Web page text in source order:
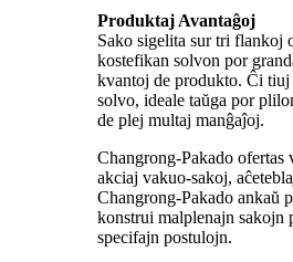
Produktaj Avantaĝoj
Sako sigelita sur tri flankoj
kostefikan solvon por
kvantoj de produkto. Ĉi tiuj
solvo, ideale taŭga por
de plej multaj manĝaĵoj.
Changrong-Pakado ofertas
akciaj vakuo-sakoj,
Changrong-Pakado ankaŭ
konstrui malplenajn sakojn
specifajn postulojn.